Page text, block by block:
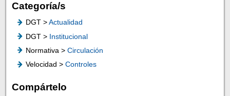
Categoría/s
DGT >Actualidad
DGT > Institucional
Normativa > Circulación
Velocidad > Controles
Compártelo